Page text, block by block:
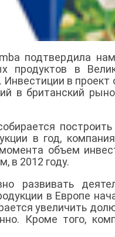
подтвердила
продуктов в
Инвестиции в
в британский
в год,
объем
в 2012 году.
развивать
в Европе
увеличить
Кроме того,